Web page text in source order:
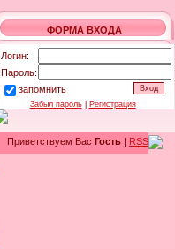
ФОРМА ВХОДА
Логин:
Пароль:
запомнить
Забыл пароль| Регистрация
Приветствуем Вас Гость | RSS